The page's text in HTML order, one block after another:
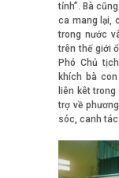
tỉnh”. Bà
ca mang lại,
trong nước
trên thế giới
Phó Chủ
khích bà
liên kêt
trợ về
sóc, canh